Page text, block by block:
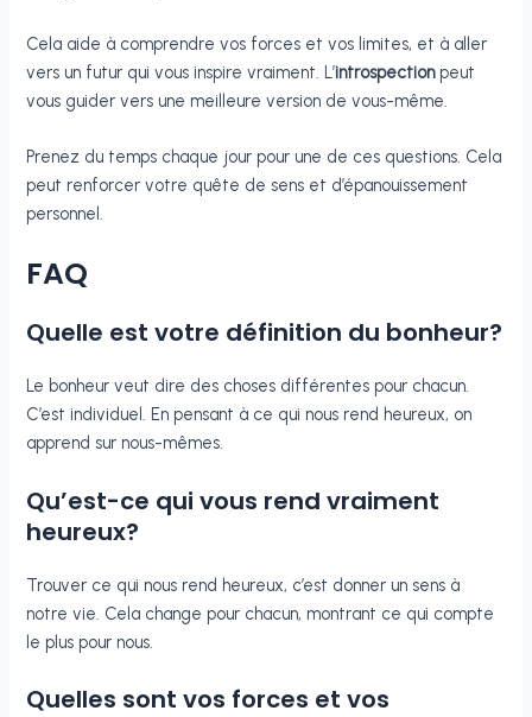
Cela aide à comprendre vos forces et vos limites, et à aller
vers un futur qui vous inspire vraiment. L’introspectionpeut
vous guider vers une meilleure version de vous-même.
Prenez du temps chaque jour pour une de ces questions. Cela
peut renforcer votre quête de sens et d’épanouissement
personnel.
FAQ
Quelle est votre définition du bonheur?
Le bonheur veut dire des choses différentes pour chacun.
C’est individuel. En pensant à ce qui nous rend heureux, on
apprend sur nous-mêmes.
Qu’est-ce qui vous rend vraiment
heureux?
Trouver ce qui nous rend heureux, c’est donner un sens à
notre vie. Cela change pour chacun, montrant ce qui compte
le plus pour nous.
Quelles sont vos forces et vos